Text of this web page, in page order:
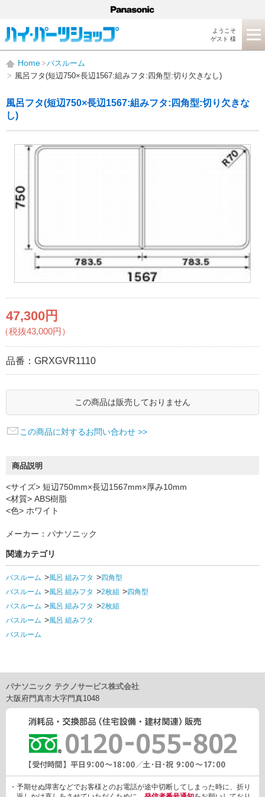
ようこそ
ゲスト 様
Home
バスルーム
風呂フタ(短辺750×長辺1567:組みフタ:四角型:切り欠きなし)
風呂フタ(短辺750×長辺1567:組みフタ:四角型:切り欠きな
し)
47,300円
（税抜43,000円）
品番： GRXGVR1110
この商品は販売しておりません
この商品に対するお問い合わせ >>
商品説明
<サイズ> 短辺750mm×長辺1567mm×厚み10mm
<材質> ABS樹脂
<色> ホワイト
メーカー：パナソニック
関連カテゴリ
バスルーム 風呂 組みフタ
四角型
バスルーム
風呂 組みフタ 2枚組
四角型
バスルーム
風呂 組みフタ
2枚組
バスルーム
風呂 組みフタ
バスルーム
パナソニック テクノサービス株式会社
大阪府門真市大字門真1048
・予期せぬ障害などでお客様とのお電話が途中切断してしまった時に、折り